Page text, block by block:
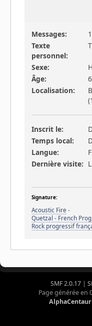
Messages:
Texte
personnel:
Sexe:
Âge:
Localisation:
Inscrit le:
Temps local:
Langue:
Dernière visite:
Signature:
Acoustic Fire -
Quetzal - French
Rock progressif
SMF 2.0.17|
Page générée en